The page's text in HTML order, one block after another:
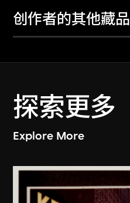
创作者的其他藏品
探索更多
Explore More